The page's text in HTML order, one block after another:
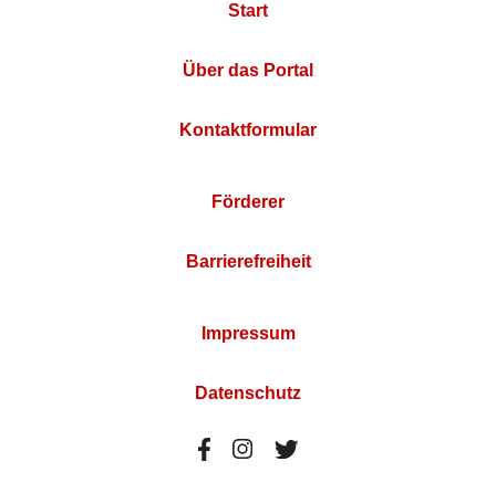
Start
Über das Portal
Kontaktformular
Förderer
Barrierefreiheit
Impressum
Datenschutz